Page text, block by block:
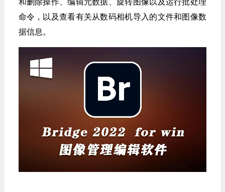
命令，以及查看有关从数码相机导入的文件和图像数
据信息。